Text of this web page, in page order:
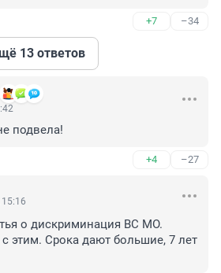
+7 –34
13 ответов
подвела!
+4 –27
о дискриминация ВС МО.
этим. Срока дают большие, 7 лет